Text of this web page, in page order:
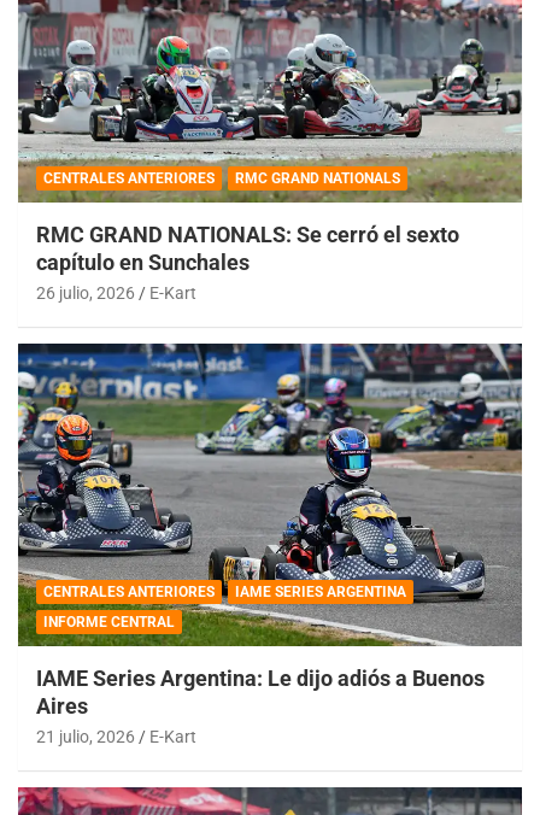
CENTRALES ANTERIORES RMC GRAND NATIONALS
RMC GRAND NATIONALS: Se cerró el sexto
capítulo en Sunchales
26 julio, 2026 E-Kart
CENTRALES ANTERIORES
IAME SERIES ARGENTINA
INFORME CENTRAL
IAME Series Argentina: Le dijo adiós a Buenos
Aires
21 julio, 2026 E-Kart